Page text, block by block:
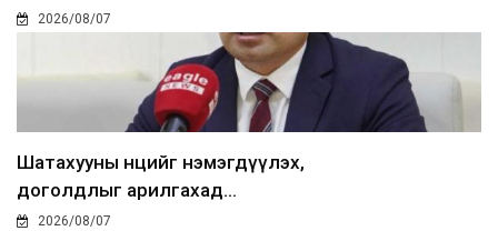
2026/08/07
Шатахууны нөөцийг нэмэгдүүлэх,
доголдлыг арилгахад...
2026/08/07